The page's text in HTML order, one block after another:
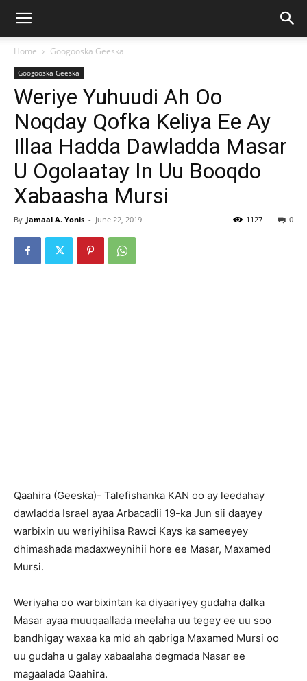
Home Googooska Geeska
Googooska Geeska
Weriye Yuhuudi Ah Oo
Noqday Qofka Keliya Ee Ay
Illaa Hadda Dawladda Masar
U Ogolaatay In Uu Booqdo
Xabaasha Mursi
By Jamaal A. Yonis - June 22, 2019 0
1127
Qaahira (Geeska)- Talefishanka KAN oo ay leedahay
dawladda Israel ayaa Arbacadii 19-ka Jun sii daayey
warbixin uu weriyihiisa Rawci Kays ka sameeyey
dhimashada madaxweynihii hore ee Masar, Maxamed
Mursi.
Weriyaha oo warbixintan ka diyaariyey gudaha dalka
Masar ayaa muuqaallada meelaha uu tegey ee uu soo
bandhigay waxaa ka mid ah qabriga Maxamed Mursi oo
uu gudaha u galay xabaalaha degmada Nasar ee
magaalada Qaahira.